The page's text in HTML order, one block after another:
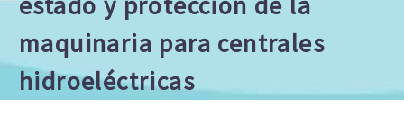
maquinaria para centrales
hidroeléctricas